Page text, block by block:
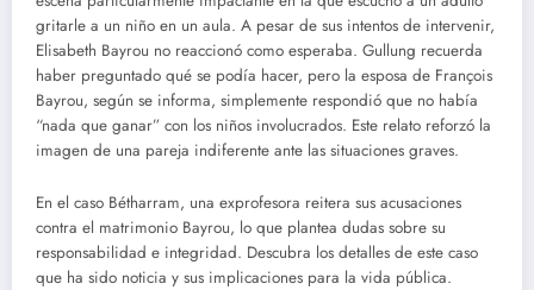
gritarle a un niño en un aula. A pesar de sus intentos de intervenir,
Elisabeth Bayrou no reaccionó como esperaba. Gullung recuerda
haber preguntado qué se podía hacer, pero la esposa de François
Bayrou, según se informa, simplemente respondió que no había
“nada que ganar” con los niños involucrados. Este relato reforzó la
imagen de una pareja indiferente ante las situaciones graves.
En el caso Bétharram, una exprofesora reitera sus acusaciones
contra el matrimonio Bayrou, lo que plantea dudas sobre su
responsabilidad e integridad. Descubra los detalles de este caso
que ha sido noticia y sus implicaciones para la vida pública.